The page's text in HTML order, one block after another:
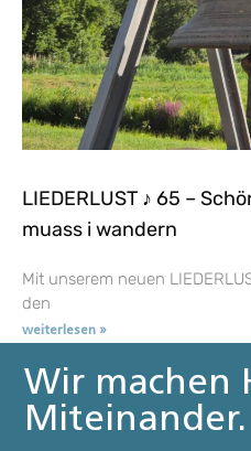
LIEDERLUST ♪ 65 –
muass i wandern
Mit unserem neuen
den
weiterlesen »
Wir machen
Miteinander.